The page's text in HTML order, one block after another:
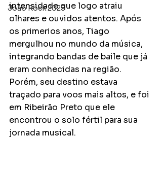
João Rock 2025
intensidade que logo atraiu
olhares e ouvidos atentos. Após
os primerios anos, Tiago
mergulhou no mundo da música,
integrando bandas de baile que já
eram conhecidas na região.
Porém, seu destino estava
traçado para voos mais altos, e foi
em Ribeirão Preto que ele
encontrou o solo fértil para sua
jornada musical.